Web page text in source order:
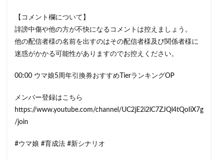
【コメント欄について】
誹謗中傷や他の方が不快になるコメントは控えましょう。
他の配信者様の名前を出すのはその配信者様及び関係者様に
迷惑がかかる可能性がありますのでお控えください。
00:00 ウマ娘5周年引換券おすすめTierランキングOP
メンバー登録はこちら
https://www.youtube.com/channel/UC2jE2i2lC7ZJQl4tQoIiX7g
/join
#ウマ娘 #育成法 #新シナリオ